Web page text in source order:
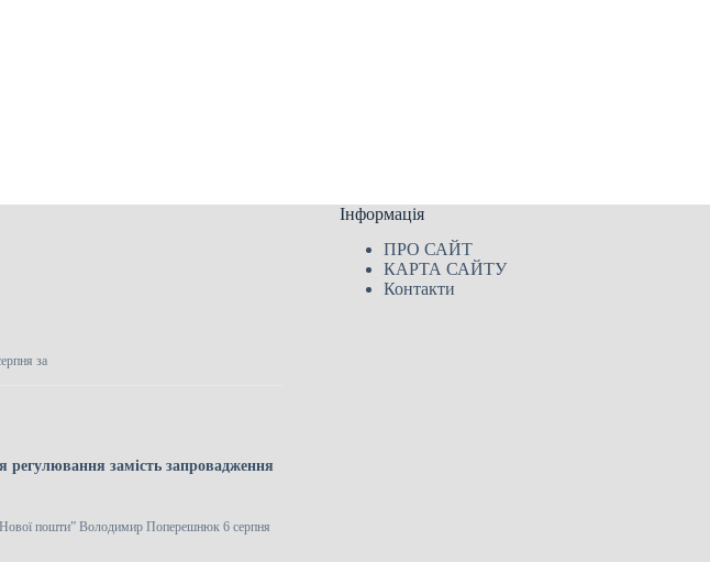
за
замість запровадження
пошти” Володимир Поперешнюк 6 серпня
Інформація
ПРО САЙТ
КАРТА САЙТУ
Контакти